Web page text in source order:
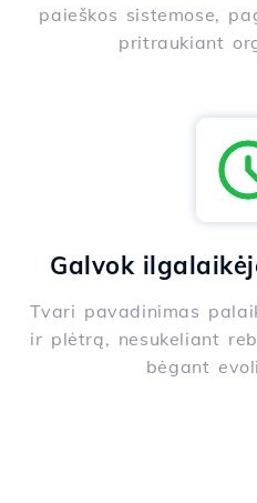
paieškos sistemose,
pritraukiant
Galvok
Tvari pavadinimas
ir plėtrą, nesukeliant
bėgant